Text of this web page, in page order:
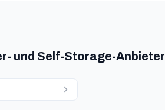
und Self-Storage-Anbieter